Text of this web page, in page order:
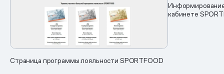
Страница программы лояльности SPORTFOOD
кабинете